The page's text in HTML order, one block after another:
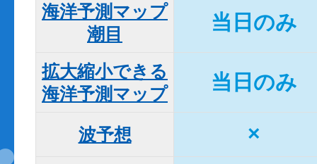
海洋予測マップ
潮目
当日のみ
拡大縮小できる
海洋予測マップ
当日のみ
波予想 ×